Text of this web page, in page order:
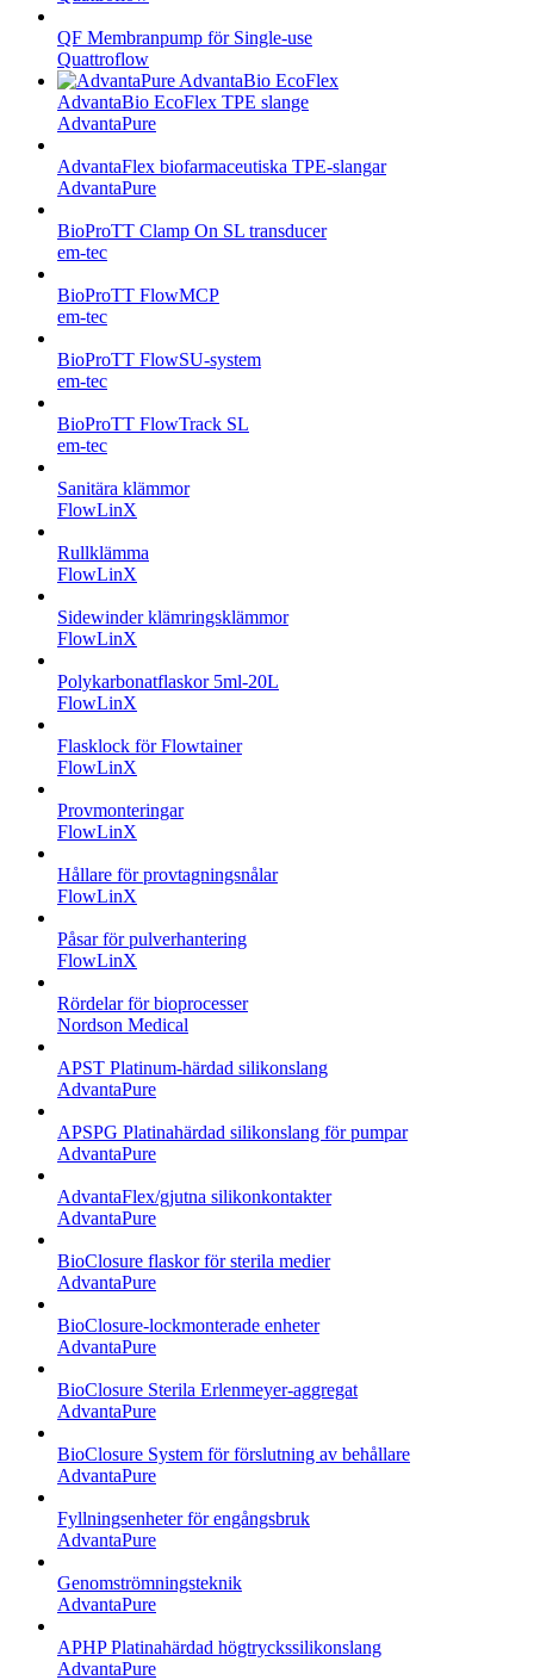
QF Membranpump för Single-use
Quattroflow
AdvantaBio EcoFlex TPE slange
AdvantaPure
AdvantaFlex biofarmaceutiska TPE-slangar
AdvantaPure
BioProTT Clamp On SL transducer
em-tec
BioProTT FlowMCP
em-tec
BioProTT FlowSU-system
em-tec
BioProTT FlowTrack SL
em-tec
Sanitära klämmor
FlowLinX
Rullklämma
FlowLinX
Sidewinder klämringsklämmor
FlowLinX
Polykarbonatflaskor 5ml-20L
FlowLinX
Flasklock för Flowtainer
FlowLinX
Provmonteringar
FlowLinX
Hållare för provtagningsnålar
FlowLinX
Påsar för pulverhantering
FlowLinX
Rördelar för bioprocesser
Nordson Medical
APST Platinum-härdad silikonslang
AdvantaPure
APSPG Platinahärdad silikonslang för pumpar
AdvantaPure
AdvantaFlex/gjutna silikonkontakter
AdvantaPure
BioClosure flaskor för sterila medier
AdvantaPure
BioClosure-lockmonterade enheter
AdvantaPure
BioClosure Sterila Erlenmeyer-aggregat
AdvantaPure
BioClosure System för förslutning av behållare
AdvantaPure
Fyllningsenheter för engångsbruk
AdvantaPure
Genomströmningsteknik
AdvantaPure
APHP Platinahärdad högtryckssilikonslang
AdvantaPure